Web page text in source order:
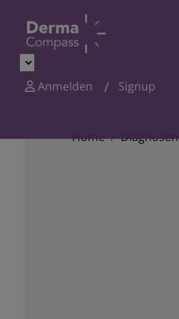
Anmelden
Signup
Home
Diagnosen